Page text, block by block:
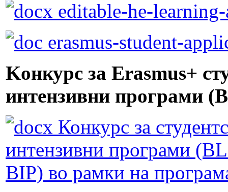
editable-he-
erasmus-student-
Kонкурс за Erasmus+
интензивни програми
Конкурс за
интензивни програми
BIP) во рамки на